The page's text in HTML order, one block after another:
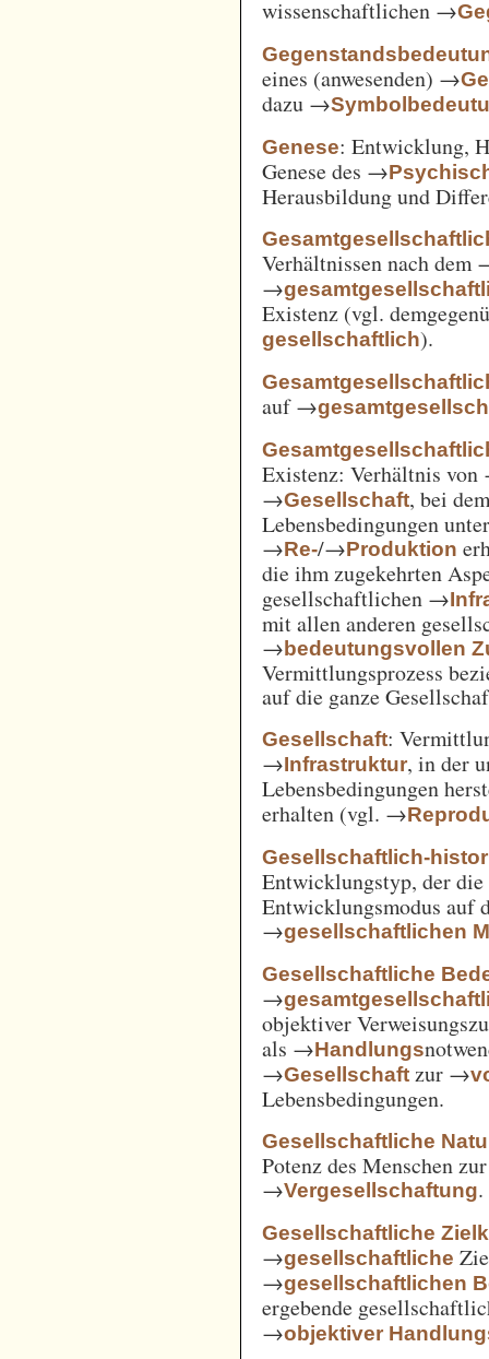
wissenschaftlichen →
eines (anwesenden) →
dazu →
Genese: Entwicklung,
Genese des →
Herausbildung und
Verhältnissen nach dem
→
Existenz (vgl.
gesellschaftlich).
auf →
Existenz: Verhältnis
→Gesellschaft, bei
Lebensbedingungen
→Re-/→Produktion
die ihm zugekehrten
gesellschaftlichen →
mit allen anderen
→bedeutungsvollen
Vermittlungsprozess
auf die ganze
Gesellschaft:
→Infrastruktur, in der
Lebensbedingungen
erhalten (vgl. →
Gesellschaftlich-
Entwicklungstyp, der
Entwicklungsmodus auf
→gesellschaftlichen
Gesellschaftliche
→
objektiver
als →Handlungs
→Gesellschaft zur →
Lebensbedingungen.
Gesellschaftliche
Potenz des Menschen
→Vergesellschaftung.
Gesellschaftliche
→gesellschaftliche
→gesellschaftlichen
ergebende
→objektiver